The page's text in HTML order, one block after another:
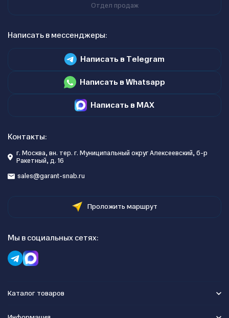
Отдел продаж
Написать в мессенджеры:
Написать в Telegram
Написать в Whatsapp
Написать в MAX
Контакты:
г. Москва, вн. тер. г. Муниципальный округ Алексеевский, б-р
Ракетный, д. 16
sales@garant-snab.ru
Проложить маршрут
Мы в социальных сетях:
Каталог товаров